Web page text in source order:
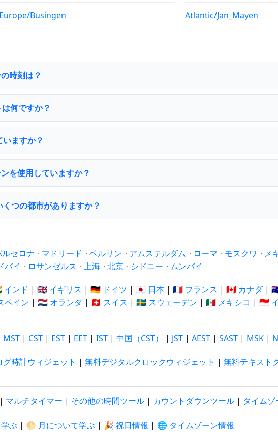
Europe/Busingen
Atlantic/Jan_Mayen
時刻は？
何ですか？
ますか？
を使用していますか？
つの都市がありますか？
ルセロナ · マドリード · ベルリン · アムステルダム · ローマ · モスクワ · メ
バイ · ロサンゼルス · 上海 · 北京 · シドニー · ムンバイ
インド | 🇬🇧 イギリス | 🇩🇪 ドイツ | 🇯🇵 日本 | 🇫🇷 フランス | 🇨🇦 カナダ|
ペイン | 🇳🇱 オランダ| 🇨🇭 スイス | 🇸🇪 スウェーデン | 🇲🇽 メキシコ | 🇮🇩
MST | CST | EST | EET | IST | 中国（CST） | JST | AEST | SAST | MSK |
時計ウィジェット | 無料デジタルクロックウィジェット | 無料テキスト
| マルチタイマー | その他の時間ツール | カウントダウンツール | タイム
ぶ | 🌕 月について学ぶ | 🎉 祝日情報 | 🌐 タイムゾーン情報